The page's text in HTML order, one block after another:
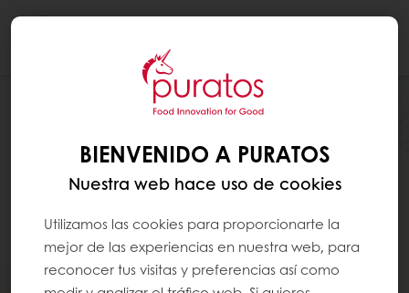
BIENVENIDO A PURATOS
Nuestra web hace uso de cookies
Utilizamos las cookies para proporcionarte la
mejor de las experiencias en nuestra web, para
reconocer tus visitas y preferencias así como